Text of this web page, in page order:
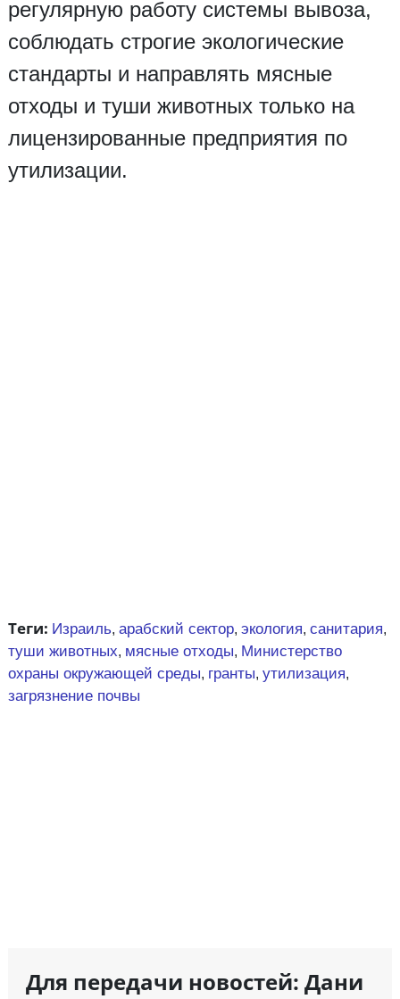
регулярную работу системы вывоза,
соблюдать строгие экологические
стандарты и направлять мясные
отходы и туши животных только на
лицензированные предприятия по
утилизации.
Теги: Израиль, арабский сектор, экология, санитария,
туши животных, мясные отходы, Министерство
охраны окружающей среды, гранты, утилизация,
загрязнение почвы
Для передачи новостей: Дани